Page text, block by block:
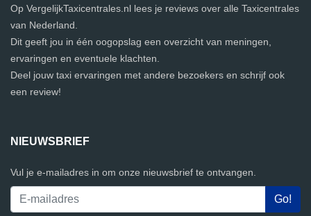
Op VergelijkTaxicentrales.nl lees je reviews over alle Taxicentrales
van Nederland.
Dit geeft jou in één oogopslag een overzicht van meningen,
ervaringen en eventuele klachten.
Deel jouw taxi ervaringen met andere bezoekers en schrijf ook
een review!
NIEUWSBRIEF
Vul je e-mailadres in om onze nieuwsbrief te ontvangen.